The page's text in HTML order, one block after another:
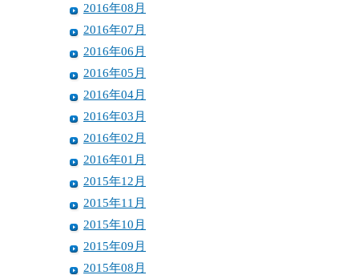
2016年08月
2016年07月
2016年06月
2016年05月
2016年04月
2016年03月
2016年02月
2016年01月
2015年12月
2015年11月
2015年10月
2015年09月
2015年08月